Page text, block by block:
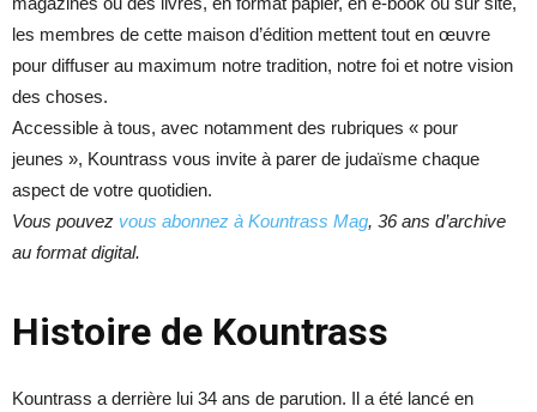
les membres de cette maison d’édition mettent tout en œuvre
pour diffuser au maximum notre tradition, notre foi et notre vision
des choses.
Accessible à tous, avec notamment des rubriques « pour
jeunes », Kountrass vous invite à parer de judaïsme chaque
aspect de votre quotidien.
Vous pouvez vous abonnez à Kountrass Mag, 36 ans d’archive
au format digital.
Histoire de Kountrass
Kountrass a derrière lui 34 ans de parution. Il a été lancé en